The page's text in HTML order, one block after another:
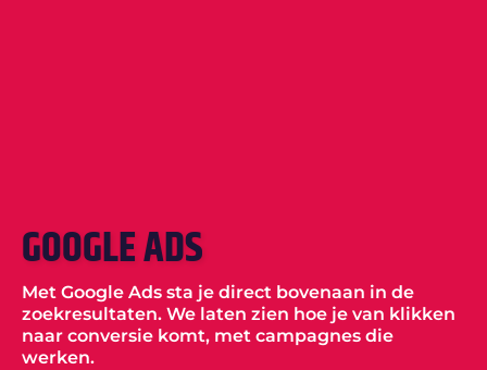
GOOGLE ADS
Met Google Ads sta je direct bovenaan in de
zoekresultaten. We laten zien hoe je van klikken
naar conversie komt, met campagnes die
werken.